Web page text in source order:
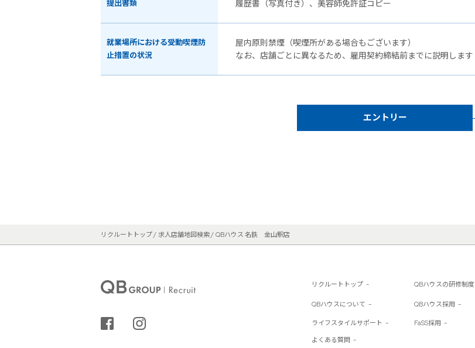
提出書類 履歴書（写真付き）、美容師免許証コピー
就業場所における受動喫煙防
止措置の状況
屋内原則禁煙（喫煙所がある場合もございます）
なお、店舗ごとに異なるため、雇用契約締結前までに説明します
エントリー
リクルートトップ 求人店舗地図検索 QBハウス 名鉄 金山駅店
シェアする
リクルートトップ
QBハウスについて
ライフスタイルサポート
QBハウスの研修制度
QBハウス採用
FaSS採用
よくある質問